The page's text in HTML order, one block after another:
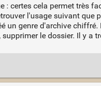
certes cela permet très
l'usage suivant que
genre d'archive
le dossier. Il y